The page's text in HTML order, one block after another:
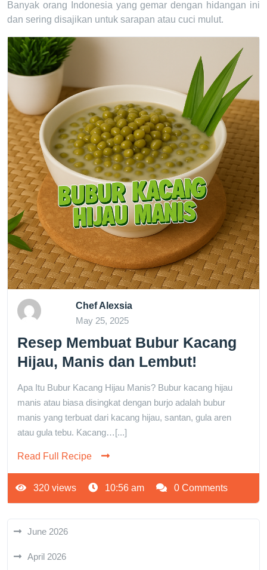
Banyak orang Indonesia yang gemar dengan hidangan ini
dan sering disajikan untuk sarapan atau cuci mulut.
Chef Alexsia
May 25, 2025
Resep Membuat Bubur Kacang
Hijau, Manis dan Lembut!
Apa Itu Bubur Kacang Hijau Manis? Bubur kacang hijau
manis atau biasa disingkat dengan burjo adalah bubur
manis yang terbuat dari kacang hijau, santan, gula aren
atau gula tebu. Kacang…[...]
Read Full Recipe
320 views 10:56 am 0 Comments
June 2026
April 2026